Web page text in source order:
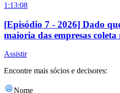
1:13:08
[Episódio 7 - 2026] Dado
maioria das empresas
Assistir
Encontre mais sócios e decisores:
Nome